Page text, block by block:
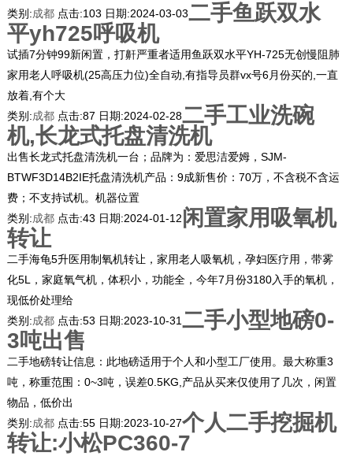
类别:成都 点击:103 日期:2024-03-03二手鱼跃双水
平yh725呼吸机
试插7分钟99新闲置，打鼾严重者适用鱼跃双水平YH-725无创慢阻肺
家用老人呼吸机(25高压力位)全自动,有指导员群vx号6月份买的,一直
放着,有个大
类别:成都 点击:87 日期:2024-02-28二手工业洗碗
机,长龙式托盘清洗机
出售长龙式托盘清洗机一台；品牌为：爱思洁爱姆，SJM-
BTWF3D14B2IE托盘清洗机产品：9成新售价：70万，不含税不含运
费；不支持试机。机器位置
类别:成都 点击:43 日期:2024-01-12闲置家用吸氧机
转让
二手海龟5升医用制氧机转让，家用老人吸氧机，孕妇医疗用，带雾
化5L，家庭氧气机，体积小，功能全，今年7月份3180入手的氧机，
现低价处理给
类别:成都 点击:53 日期:2023-10-31 二手小型地磅0-
3吨出售
二手地磅转让信息：此地磅适用于个人和小型工厂使用。最大称重3
吨，称重范围：0~3吨，误差0.5KG,产品从买来仅使用了几次，闲置
物品，低价出
类别:成都 点击:55 日期:2023-10-27个人二手挖掘机
转让:小松PC360-7